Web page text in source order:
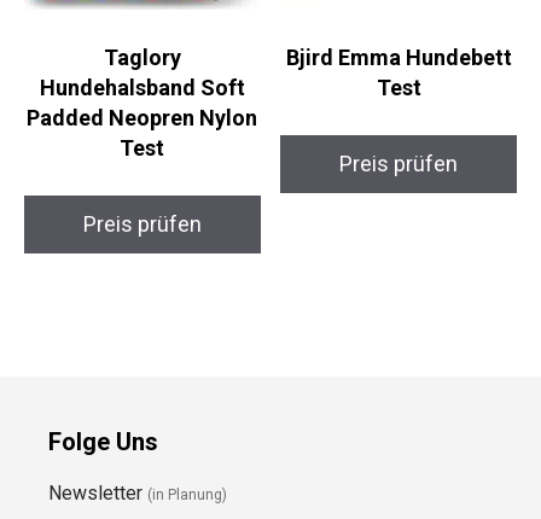
Taglory
Hundehalsband Soft
Padded Neopren Nylon
Test
Preis prüfen
Bjird Emma Hundebett
Test
Preis prüfen
Folge Uns
Newsletter (in Planung)